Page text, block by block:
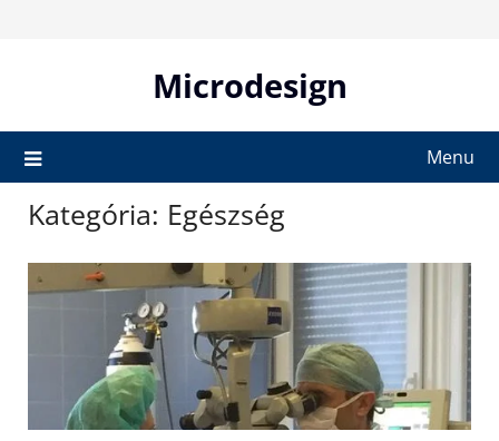
Microdesign
Menu
Kategória: Egészség